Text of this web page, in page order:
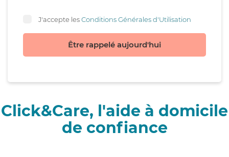
J'accepte lesConditions Générales d'Utilisation
Être rappelé aujourd'hui
Click&Care, l'aide à domicile
de confiance